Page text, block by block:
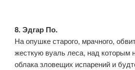
8. Эдгар По.
На опушке старого, мрачного,
жесткую вуаль леса, над которым
облака зловещих испарений и